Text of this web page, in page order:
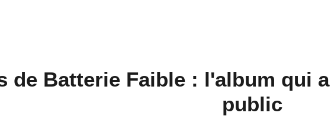
de Batterie Faible : l'album qui
public